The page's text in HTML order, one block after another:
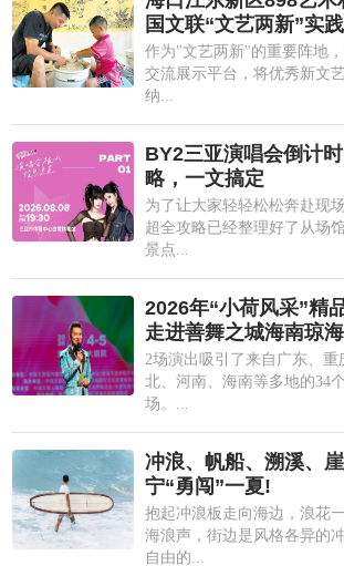
国文联“文艺两新”实践
作为"文艺两新"的重要阵地
交流展示平台，将优秀新文
纳...
BY2三亚演唱会倒计
略，一文搞定
为了让大家轻轻松松奔赴现
超全攻略已经整理好了从场
景点...
2026年“小荷风采”精
走进善舞之城海南琼海
2场演出吸引了来自广东、重
北、河南、海南等多地的34
场。...
冲浪、帆船、溯溪、
宁“勇闯”一夏!
抱起冲浪板走向海边，浪花
海浪声，街边是风格各异的
自由的...